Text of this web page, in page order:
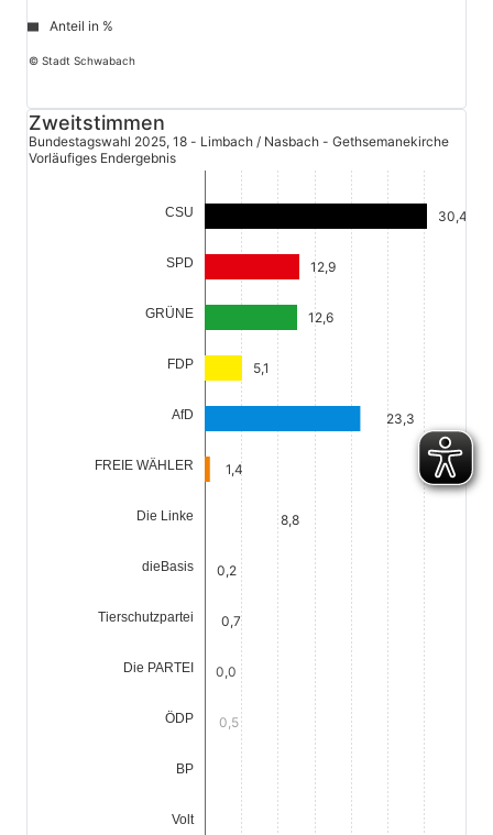
© Stadt Schwabach
Anteil in %
CSU
SPD
GRÜNE
FDP
AfD
FREIE WÄHLER
Die Linke
dieBasis
Tierschutzpartei
Die PARTEI
ÖDP
BP
Volt
30,4
12,9
12,6
5,1
23,3
1,4
8,8
0,2
0,7
0,0
0,5
0,8
Zweitstimmen
Bundestagswahl 2025, 18 - Limbach / Nasbach - Gethsemanekirche
Vorläufiges Endergebnis